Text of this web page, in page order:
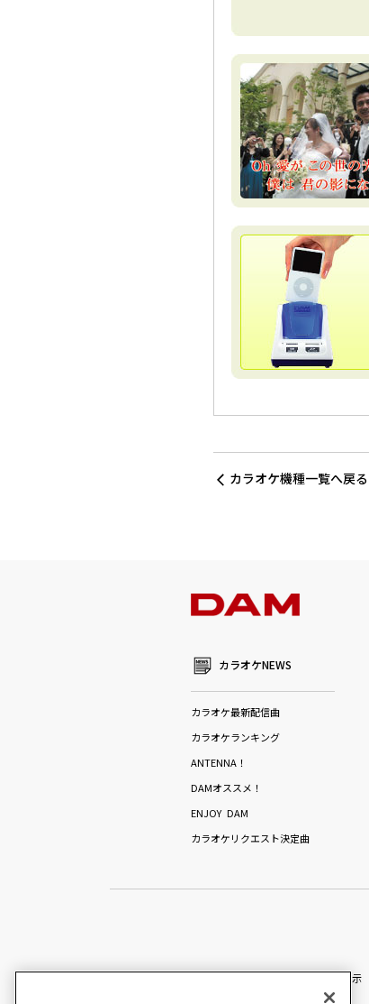
カラオケ機種一覧へ戻る
カラオケNEWS
カラオケ最新配信曲
カラオケランキング
ANTENNA！
DAMオススメ！
ENJOY DAM
カラオケリクエスト決定曲
特定商取引法に基づく表示